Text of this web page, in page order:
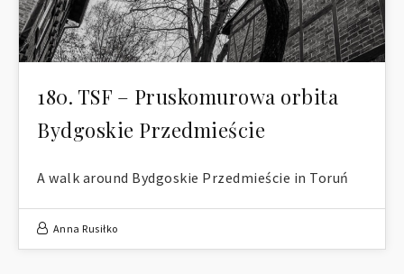
180. TSF – Pruskomurowa orbita
Bydgoskie Przedmieście
A walk around Bydgoskie Przedmieście in Toruń
Anna Rusiłko